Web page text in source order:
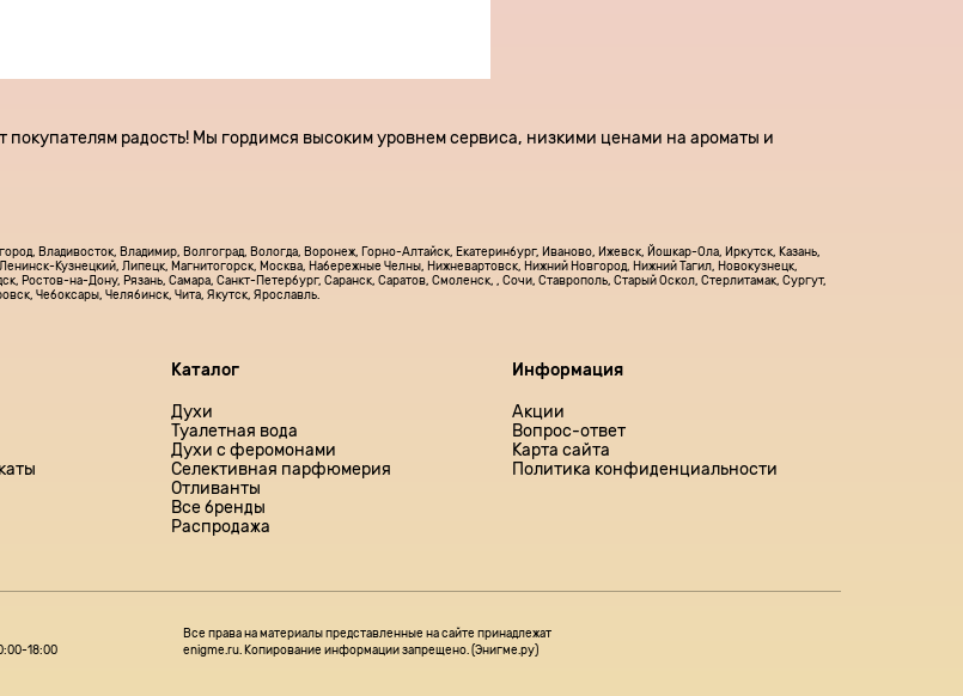
покупателям радость! Мы гордимся высоким уровнем сервиса, низкими ценами на ароматы и
Владивосток, Владимир, Волгоград, Вологда, Воронеж, Горно-Алтайск, Екатеринбург, Иваново, Ижевск, Йошкар-Ола, Иркутск, Казань,
Кузнецкий, Липецк, Магнитогорск, Москва, Набережные Челны, Нижневартовск, Нижний Новгород, Нижний Тагил, Новокузнецк,
Ростов-на-Дону, Рязань, Самара, Санкт-Петербург, Саранск, Саратов, Смоленск, , Сочи, Ставрополь, Старый Оскол, Стерлитамак, Сургут,
Чебоксары, Челябинск, Чита, Якутск, Ярославль.
Каталог
Духи
Туалетная вода
Духи с феромонами
Селективная парфюмерия
Отливанты
Все бренды
Распродажа
Информация
Акции
Вопрос-ответ
Карта сайта
Политика конфиденциальности
18:00
Все права на материалы представленные на сайте принадлежат
enigme.ru. Копирование информации запрещено. (Энигме.ру)